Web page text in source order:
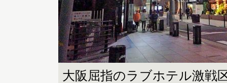
大阪屈指のラブホテル激戦